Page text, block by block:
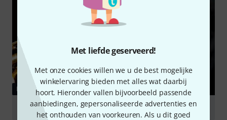
Met liefde geserveerd!
Met onze cookies willen we u de best mogelijke
winkelervaring bieden met alles wat daarbij
hoort. Hieronder vallen bijvoorbeeld passende
aanbiedingen, gepersonaliseerde advertenties en
het onthouden van voorkeuren. Als u dit goed
RAADGEVER
Saxophones